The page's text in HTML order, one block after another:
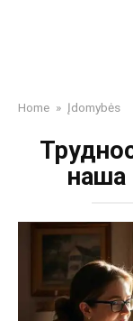
Home » Įdomybės
наша